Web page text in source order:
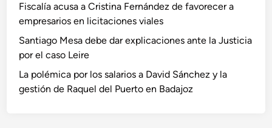
Fiscalía acusa a Cristina Fernández de favorecer a
empresarios en licitaciones viales
Santiago Mesa debe dar explicaciones ante la Justicia
por el caso Leire
La polémica por los salarios a David Sánchez y la
gestión de Raquel del Puerto en Badajoz